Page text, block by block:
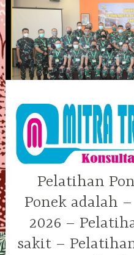
Skip
to
content
Pelatihan
Ponek adalah
2026 –
sakit –